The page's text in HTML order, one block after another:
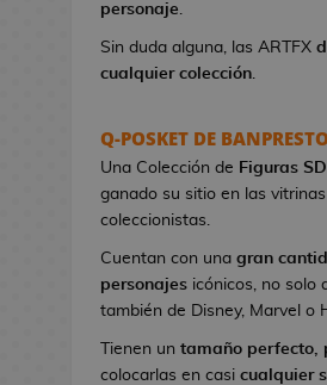
e
c
s
d
e
V
personaje.
Sin duda alguna, las ARTFX
cualquier colección.
Q-POSKET DE BANPRESTO
Una Colección de Figuras SD
ganado su sitio en las
coleccionistas.
Cuentan con una gran
personajes icónicos, no solo
también de Disney, Marvel o
Tienen un tamaño perfecto,
colocarlas en casi cualquier